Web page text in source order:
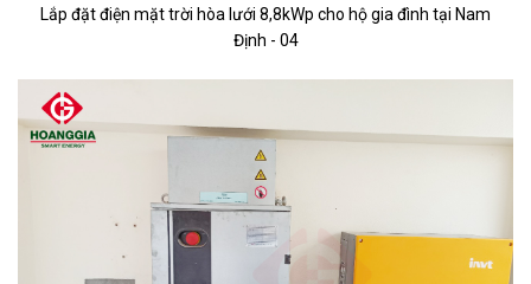
Lắp đặt điện mặt trời hòa lưới 8,8kWp cho hộ gia đình tại Nam
Định - 04